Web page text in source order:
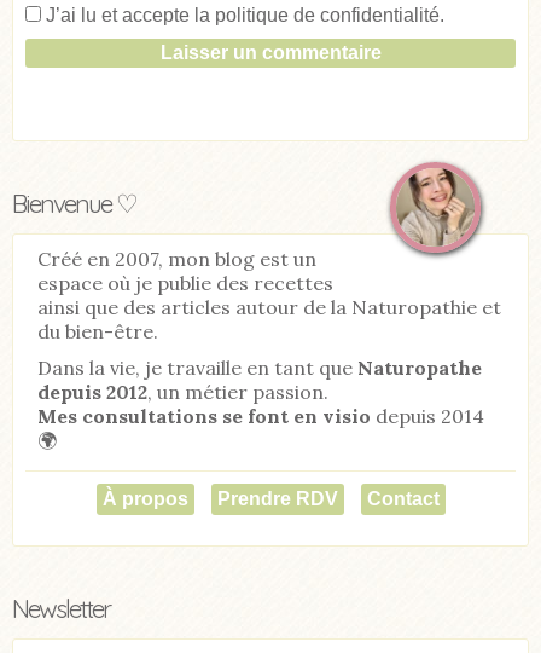
J’ai lu et accepte la politique de confidentialité.
Bienvenue ♡
Créé en 2007, mon blog est un
espace où je publie des recettes
ainsi que des articles autour de la Naturopathie et
du bien-être.
Dans la vie, je travaille en tant que Naturopathe
depuis 2012, un métier passion.
Mes consultations se font en visio depuis 2014
🌍
À propos Prendre RDV Contact
Newsletter